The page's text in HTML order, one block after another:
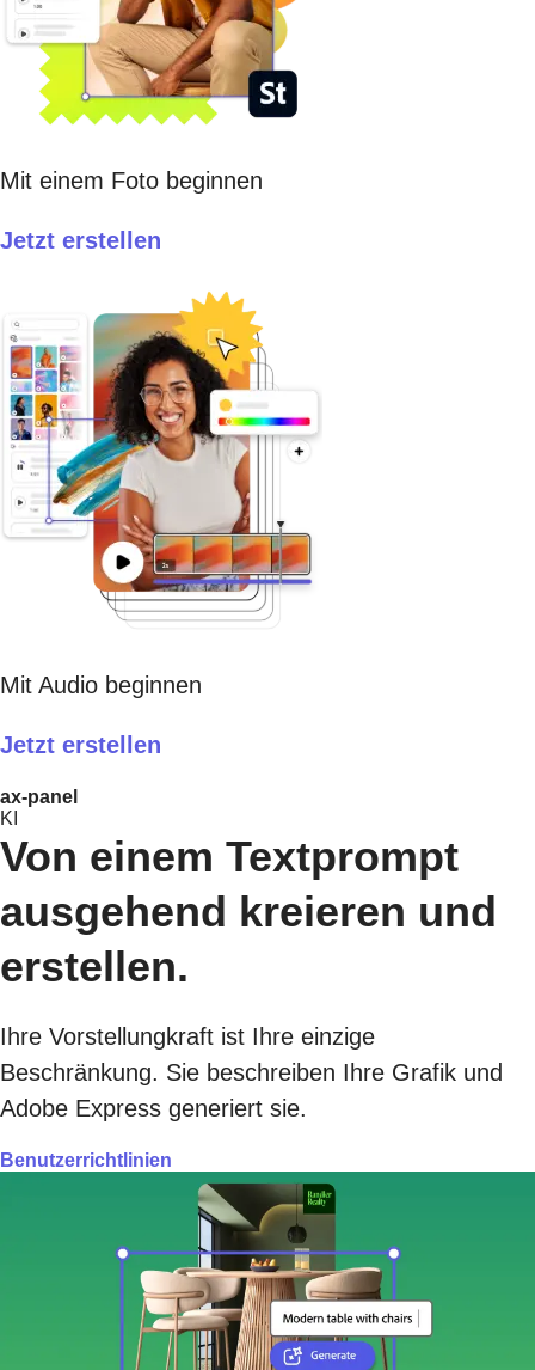
Mit einem Foto beginnen
Jetzt erstellen​
Mit Audio beginnen
Jetzt erstellen​
ax-panel
KI
Von einem Textprompt
ausgehend kreieren und
erstellen.
Ihre Vorstellungkraft ist Ihre einzige
Beschränkung. Sie beschreiben Ihre Grafik und
Adobe Express generiert sie.
Benutzerrichtlinien